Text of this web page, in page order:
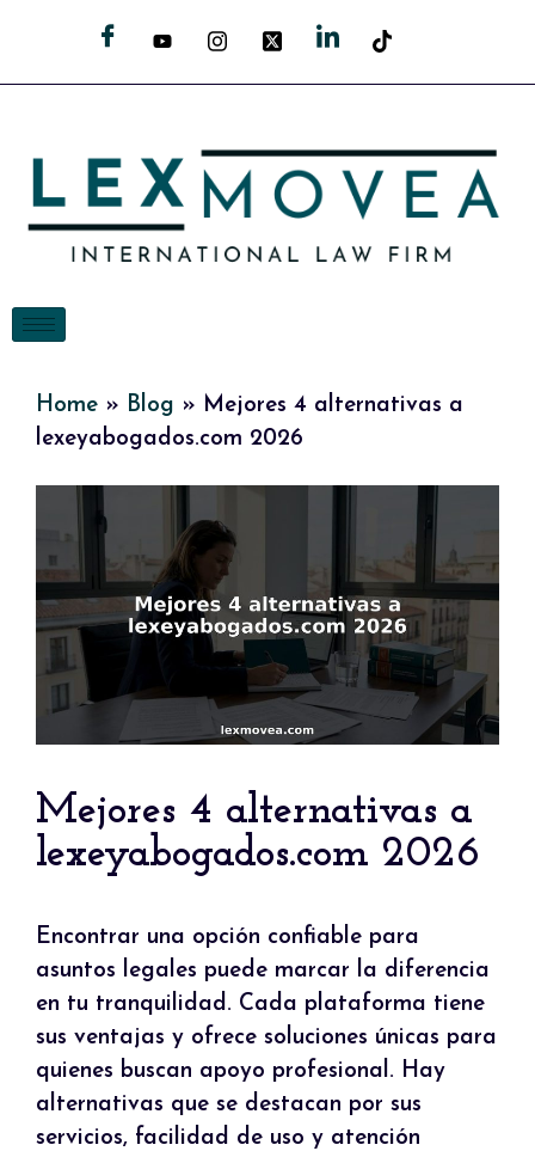
Home » Blog » Mejores 4 alternativas a
lexeyabogados.com 2026
Mejores 4 alternativas a
lexeyabogados.com 2026
Encontrar una opción confiable para
asuntos legales puede marcar la diferencia
en tu tranquilidad. Cada plataforma tiene
sus ventajas y ofrece soluciones únicas para
quienes buscan apoyo profesional. Hay
alternativas que se destacan por sus
servicios, facilidad de uso y atención